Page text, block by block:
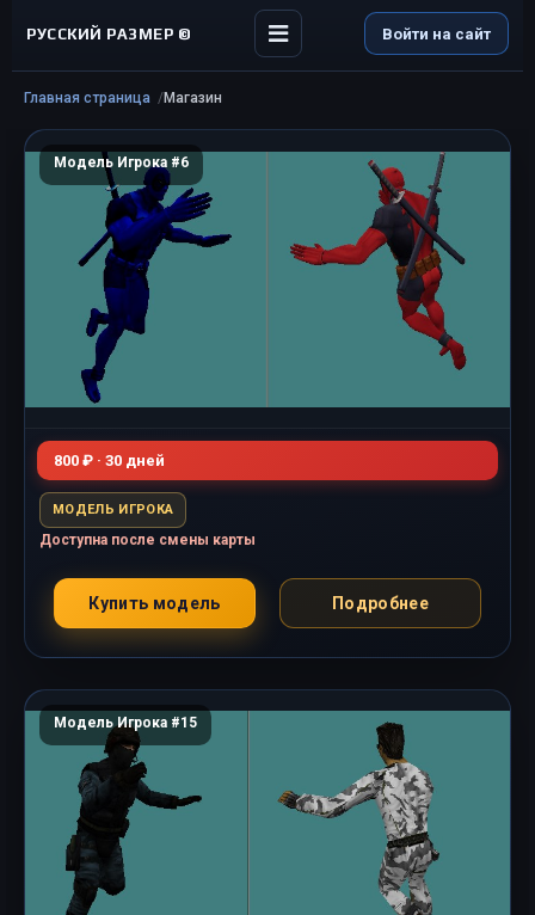
РУССКИЙ РАЗМЕР © Войти на сайт
Главная страница Магазин
Модель Игрока #6
800 ₽ · 30 дней
МОДЕЛЬ ИГРОКА
Доступна после смены карты
Купить модель Подробнее
Модель Игрока #15